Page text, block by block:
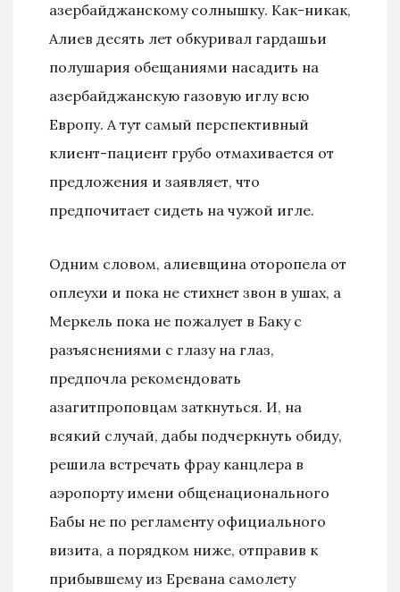
азербайджанскому солнышку. Как-никак,
Алиев десять лет обкуривал гардашьи
полушария обещаниями насадить на
азербайджанскую газовую иглу всю
Европу. А тут самый перспективный
клиент-пациент грубо отмахивается от
предложения и заявляет, что
предпочитает сидеть на чужой игле.
Одним словом, алиевщина оторопела от
оплеухи и пока не стихнет звон в ушах, а
Меркель пока не пожалует в Баку с
разъяснениями с глазу на глаз,
предпочла рекомендовать
азагитпроповцам заткнуться. И, на
всякий случай, дабы подчеркнуть обиду,
решила встречать фрау канцлера в
аэропорту имени общенационального
Бабы не по регламенту официального
визита, а порядком ниже, отправив к
прибывшему из Еревана самолету